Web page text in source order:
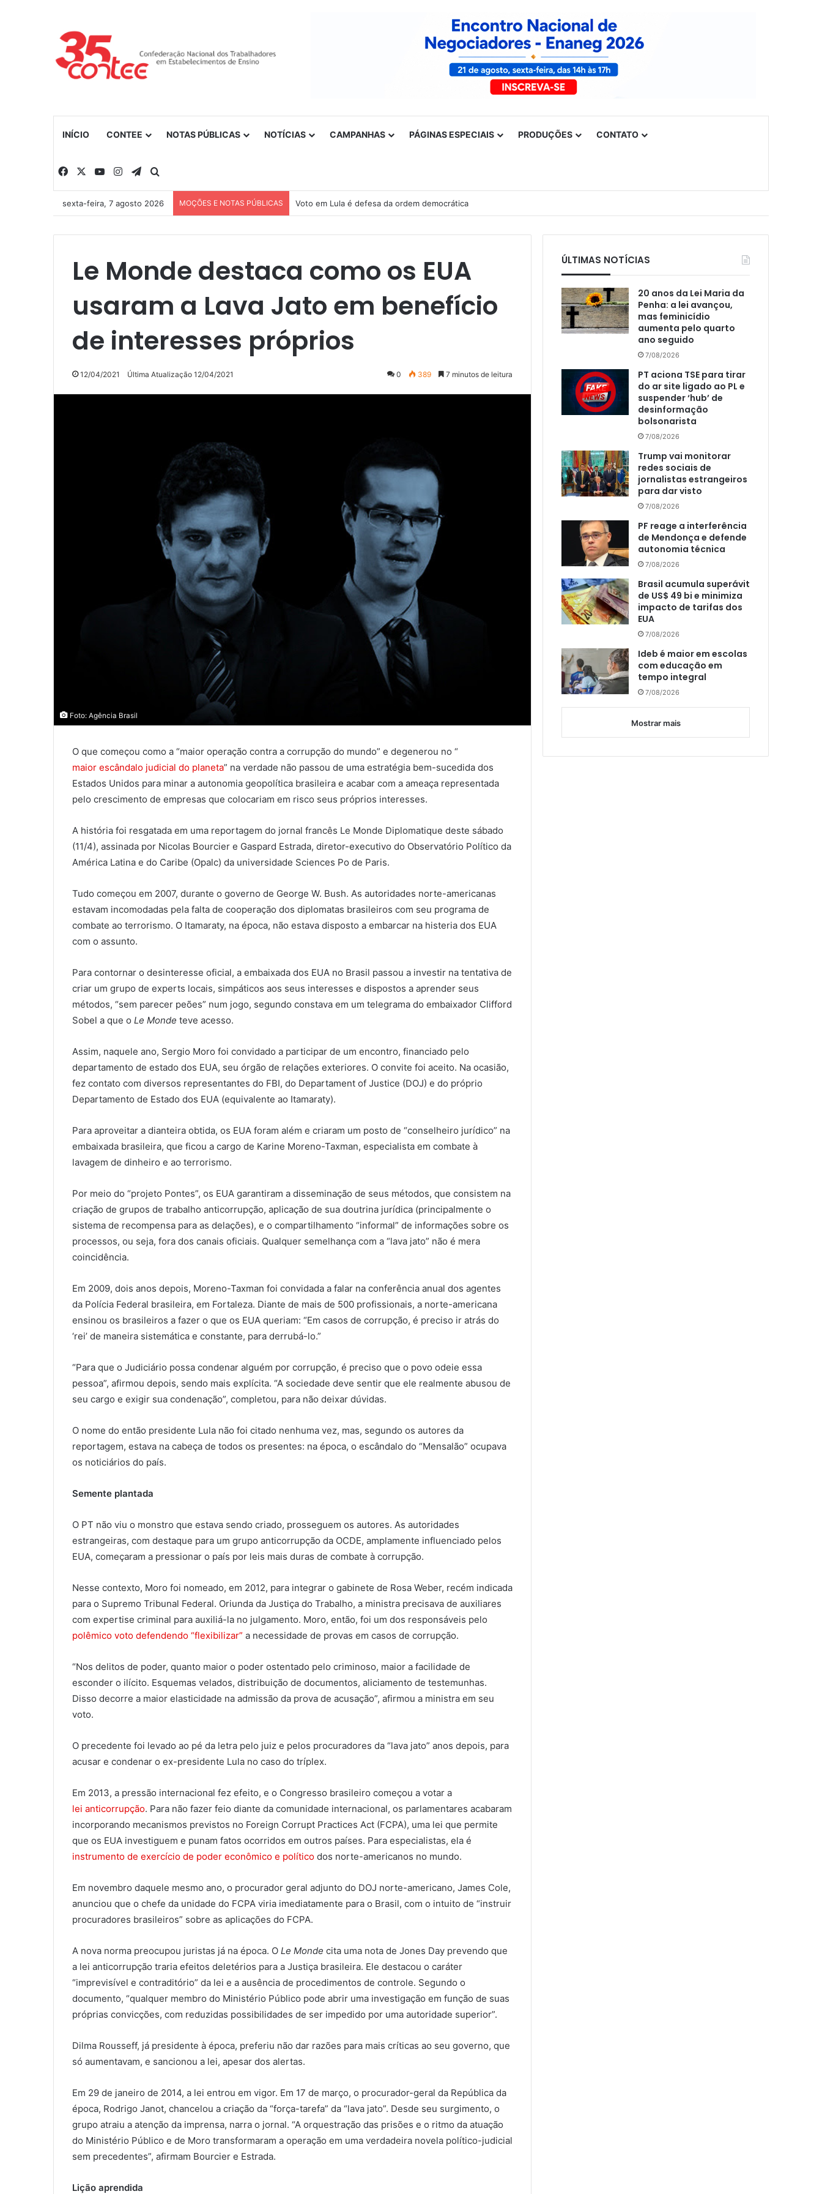
INÍCIO CONTEE NOTAS PÚBLICAS NOTÍCIAS CAMPANHAS PÁGINAS ESPECIAIS PRODUÇÕES CONTATO
Facebook YouTubeInstagramTelegram
sexta-feira, 7 agosto 2026 MOÇÕES E NOTAS PÚBLICAS Voto em Lula é defesa da ordem democrática
Le Monde destaca como os EUA
usaram a Lava Jato em benefício
de interesses próprios
12/04/2021 Última Atualização 12/04/2021 0 389 7 minutos de leitura
Foto: Agência Brasil
O que começou como a “maior operação contra a corrupção do mundo” e degenerou no “
maior escândalo judicial do planeta” na verdade não passou de uma estratégia bem-sucedida dos
Estados Unidos para minar a autonomia geopolítica brasileira e acabar com a ameaça representada
pelo crescimento de empresas que colocariam em risco seus próprios interesses.
A história foi resgatada em uma reportagem do jornal francês Le Monde Diplomatique deste sábado
(11/4), assinada por Nicolas Bourcier e Gaspard Estrada, diretor-executivo do Observatório Político da
América Latina e do Caribe (Opalc) da universidade Sciences Po de Paris.
Tudo começou em 2007, durante o governo de George W. Bush. As autoridades norte-americanas
estavam incomodadas pela falta de cooperação dos diplomatas brasileiros com seu programa de
combate ao terrorismo. O Itamaraty, na época, não estava disposto a embarcar na histeria dos EUA
com o assunto.
Para contornar o desinteresse oficial, a embaixada dos EUA no Brasil passou a investir na tentativa de
criar um grupo de experts locais, simpáticos aos seus interesses e dispostos a aprender seus
métodos, “sem parecer peões” num jogo, segundo constava em um telegrama do embaixador Clifford
Sobel a que o Le Monde teve acesso.
Assim, naquele ano, Sergio Moro foi convidado a participar de um encontro, financiado pelo
departamento de estado dos EUA, seu órgão de relações exteriores. O convite foi aceito. Na ocasião,
fez contato com diversos representantes do FBI, do Departament of Justice (DOJ) e do próprio
Departamento de Estado dos EUA (equivalente ao Itamaraty).
Para aproveitar a dianteira obtida, os EUA foram além e criaram um posto de “conselheiro jurídico” na
embaixada brasileira, que ficou a cargo de Karine Moreno-Taxman, especialista em combate à
lavagem de dinheiro e ao terrorismo.
Por meio do “projeto Pontes”, os EUA garantiram a disseminação de seus métodos, que consistem na
criação de grupos de trabalho anticorrupção, aplicação de sua doutrina jurídica (principalmente o
sistema de recompensa para as delações), e o compartilhamento “informal” de informações sobre os
processos, ou seja, fora dos canais oficiais. Qualquer semelhança com a “lava jato” não é mera
coincidência.
Em 2009, dois anos depois, Moreno-Taxman foi convidada a falar na conferência anual dos agentes
da Polícia Federal brasileira, em Fortaleza. Diante de mais de 500 profissionais, a norte-americana
ensinou os brasileiros a fazer o que os EUA queriam: “Em casos de corrupção, é preciso ir atrás do
‘rei’ de maneira sistemática e constante, para derrubá-lo.”
“Para que o Judiciário possa condenar alguém por corrupção, é preciso que o povo odeie essa
pessoa”, afirmou depois, sendo mais explícita. “A sociedade deve sentir que ele realmente abusou de
seu cargo e exigir sua condenação”, completou, para não deixar dúvidas.
O nome do então presidente Lula não foi citado nenhuma vez, mas, segundo os autores da
reportagem, estava na cabeça de todos os presentes: na época, o escândalo do “Mensalão” ocupava
os noticiários do país.
Semente plantada
O PT não viu o monstro que estava sendo criado, prosseguem os autores. As autoridades
estrangeiras, com destaque para um grupo anticorrupção da OCDE, amplamente influenciado pelos
EUA, começaram a pressionar o país por leis mais duras de combate à corrupção.
Nesse contexto, Moro foi nomeado, em 2012, para integrar o gabinete de Rosa Weber, recém indicada
para o Supremo Tribunal Federal. Oriunda da Justiça do Trabalho, a ministra precisava de auxiliares
com expertise criminal para auxiliá-la no julgamento. Moro, então, foi um dos responsáveis pelo
polêmico voto defendendo “flexibilizar” a necessidade de provas em casos de corrupção.
“Nos delitos de poder, quanto maior o poder ostentado pelo criminoso, maior a facilidade de
esconder o ilícito. Esquemas velados, distribuição de documentos, aliciamento de testemunhas.
Disso decorre a maior elasticidade na admissão da prova de acusação”, afirmou a ministra em seu
voto.
O precedente foi levado ao pé da letra pelo juiz e pelos procuradores da “lava jato” anos depois, para
acusar e condenar o ex-presidente Lula no caso do tríplex.
Em 2013, a pressão internacional fez efeito, e o Congresso brasileiro começou a votar a
lei anticorrupção. Para não fazer feio diante da comunidade internacional, os parlamentares acabaram
incorporando mecanismos previstos no Foreign Corrupt Practices Act (FCPA), uma lei que permite
que os EUA investiguem e punam fatos ocorridos em outros países. Para especialistas, ela é
instrumento de exercício de poder econômico e político dos norte-americanos no mundo.
Em novembro daquele mesmo ano, o procurador geral adjunto do DOJ norte-americano, James Cole,
anunciou que o chefe da unidade do FCPA viria imediatamente para o Brasil, com o intuito de “instruir
procuradores brasileiros” sobre as aplicações do FCPA.
A nova norma preocupou juristas já na época. O Le Monde cita uma nota de Jones Day prevendo que
a lei anticorrupção traria efeitos deletérios para a Justiça brasileira. Ele destacou o caráter
“imprevisível e contraditório” da lei e a ausência de procedimentos de controle. Segundo o
documento, “qualquer membro do Ministério Público pode abrir uma investigação em função de suas
próprias convicções, com reduzidas possibilidades de ser impedido por uma autoridade superior”.
Dilma Rousseff, já presidente à época, preferiu não dar razões para mais críticas ao seu governo, que
só aumentavam, e sancionou a lei, apesar dos alertas.
Em 29 de janeiro de 2014, a lei entrou em vigor. Em 17 de março, o procurador-geral da República da
época, Rodrigo Janot, chancelou a criação da “força-tarefa” da “lava jato”. Desde seu surgimento, o
grupo atraiu a atenção da imprensa, narra o jornal. “A orquestração das prisões e o ritmo da atuação
do Ministério Público e de Moro transformaram a operação em uma verdadeira novela político-judicial
sem precedentes”, afirmam Bourcier e Estrada.
Lição aprendida
ÚLTIMAS NOTÍCIAS
20 anos da Lei Maria da
Penha: a lei avançou,
mas feminicídio
aumenta pelo quarto
ano seguido
7/08/2026
PT aciona TSE para tirar
do ar site ligado ao PL e
suspender ‘hub’ de
desinformação
bolsonarista
7/08/2026
Trump vai monitorar
redes sociais de
jornalistas estrangeiros
para dar visto
7/08/2026
PF reage a interferência
de Mendonça e defende
autonomia técnica
7/08/2026
Brasil acumula superávit
de US$ 49 bi e minimiza
impacto de tarifas dos
EUA
7/08/2026
Ideb é maior em escolas
com educação em
tempo integral
7/08/2026
Mostrar mais